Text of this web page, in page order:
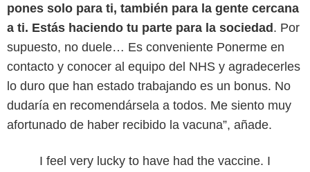
pones solo para ti, también para la gente cercana
a ti. Estás haciendo tu parte para la sociedad. Por
supuesto, no duele… Es conveniente Ponerme en
contacto y conocer al equipo del NHS y agradecerles
lo duro que han estado trabajando es un bonus. No
dudaría en recomendársela a todos. Me siento muy
afortunado de haber recibido la vacuna”, añade.
I feel very lucky to have had the vaccine. I